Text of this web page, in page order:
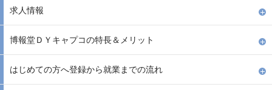
求人情報
博報堂ＤＹキャプコの特長＆メリット
はじめての方へ登録から就業までの流れ